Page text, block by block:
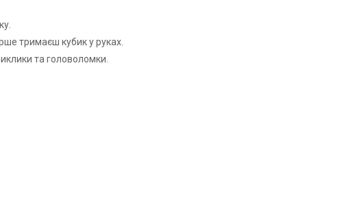
тримаєш кубик у руках.
та головоломки.